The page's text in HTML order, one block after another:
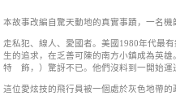
本故事改編自驚天動地的真實事蹟，一名
走私犯、線人、愛國者。美國1980年代最
生的追求，在乏善可陳的南方小鎮成為英
特 飾，）驚訝不已。他們沒料到一開始運
這位愛炫技的飛行員被一個處於灰色地帶